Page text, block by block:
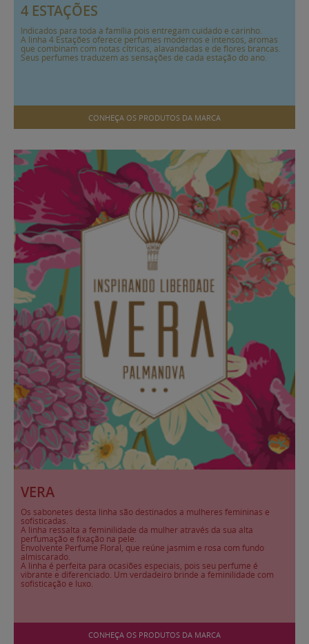
4 ESTAÇÕES
Indicados para toda a família pois entregam cuidado e carinho.
A linha 4 Estações oferece perfumes modernos e intensos, aromas
que combinam com notas cítricas, alavandadas e de flores brancas.
Seus perfumes traduzem as sensações de cada estação do ano.
CONHEÇA OS PRODUTOS DA MARCA
VERA
Os sabonetes desta linha são destinados a mulheres femininas e
sofisticadas.
A linha ressalta a feminilidade da mulher através da sua alta
perfumação e fixação na pele.
Envolvente Perfume Floral, que reúne jasmim e rosa com fundo
almiscarado.
A linha é perfeita para ocasiões especiais, pois seu perfume é
vibrante e diferenciado. Um verdadeiro brinde a feminilidade com
sofisticação e luxo.
CONHEÇA OS PRODUTOS DA MARCA